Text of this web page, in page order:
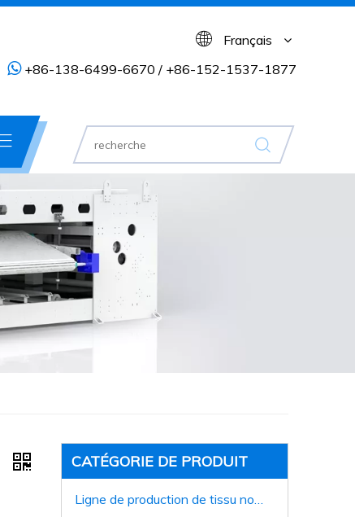
Français
+86-138-6499-6670 / +86-152-1537-1877
CATÉGORIE DE PRODUIT
Ligne de production de tissu non tissée